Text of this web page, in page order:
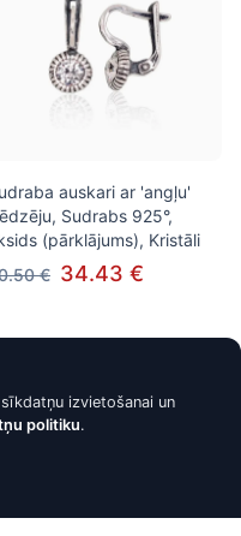
auskari ar 'angļu'
Sudrabs 925°,
(pārklājums), Kristāli
€ 34.43 €
izvietošanai un
politiku.